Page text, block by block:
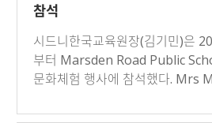
참석
시드니한국교육원장(김기민)은
부터 Marsden Road Public
문화체험 행사에 참석했다. Mrs